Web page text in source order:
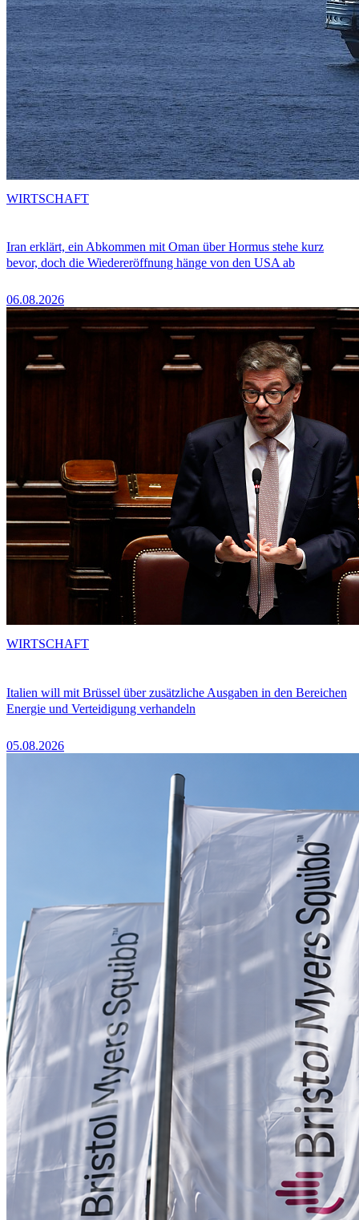
Iran erklärt, ein Abkommen mit Oman über Hormus stehe kurz
bevor, doch die Wiedereröffnung hänge von den USA ab
06.08.2026
WIRTSCHAFT
Italien will mit Brüssel über zusätzliche Ausgaben in den Bereichen
Energie und Verteidigung verhandeln
05.08.2026
WIRTSCHAFT